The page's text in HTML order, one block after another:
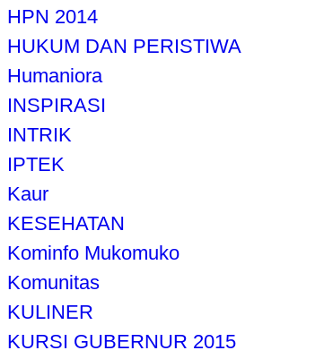
HPN 2014
HUKUM DAN PERISTIWA
Humaniora
INSPIRASI
INTRIK
IPTEK
Kaur
KESEHATAN
Kominfo Mukomuko
Komunitas
KULINER
KURSI GUBERNUR 2015